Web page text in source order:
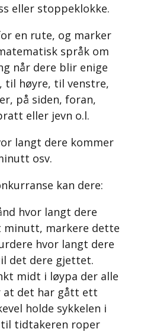
eller stoppeklokke.
en rute, og marker
språk om
når dere blir enige
til høyre, til venstre,
på siden, foran,
eller jevn o.l.
langt dere kommer
osv.
kan dere:
hvor langt dere
minutt, markere dette
hvor langt dere
det dere gjettet.
midt i løypa der alle
at det har gått ett
holde sykkelen i
til tidtakeren roper